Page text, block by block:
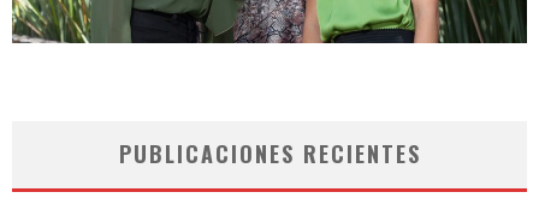
PUBLICACIONES RECIENTES